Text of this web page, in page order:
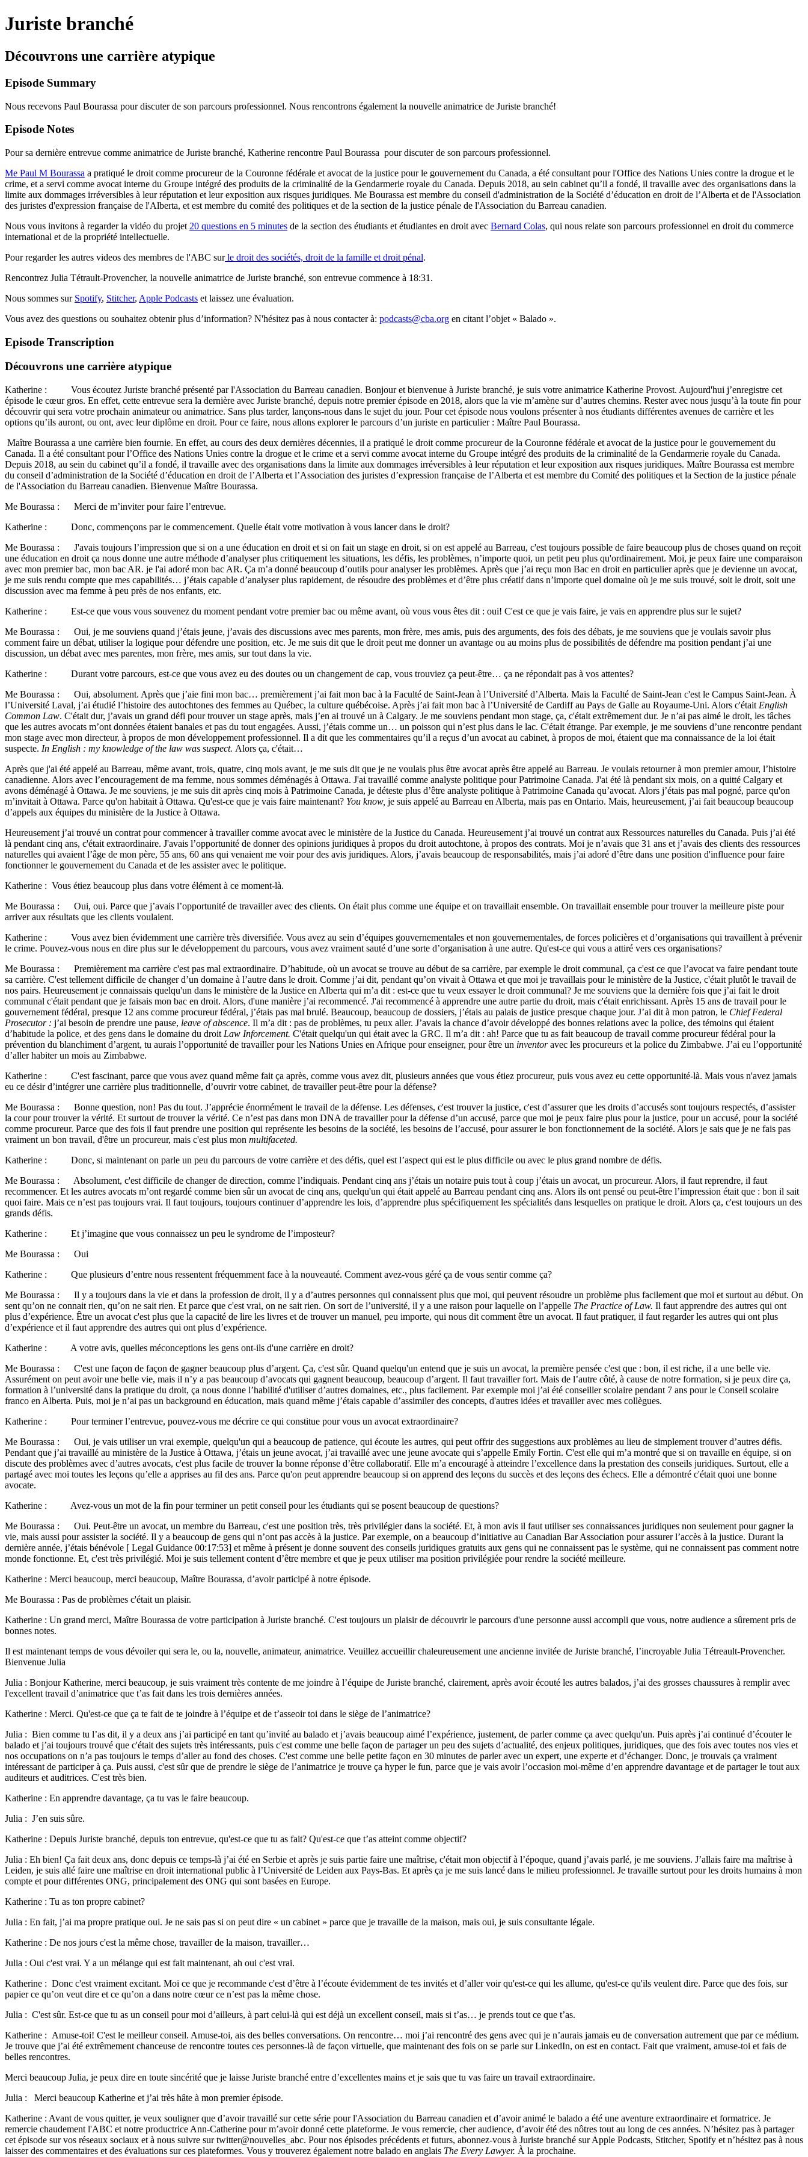
Juriste branché
Découvrons une carrière atypique
Episode Summary
Nous recevons Paul Bourassa pour discuter de son parcours professionnel. Nous rencontrons également la nouvelle animatrice de Juriste branché!
Episode Notes
Pour sa dernière entrevue comme animatrice de Juriste branché, Katherine rencontre Paul Bourassa pour discuter de son parcours professionnel.
Me Paul M Bourassa a pratiqué le droit comme procureur de la Couronne fédérale et avocat de la justice pour le gouvernement du Canada, a été consultant pour l'Office des Nations Unies contre la drogue et le
crime, et a servi comme avocat interne du Groupe intégré des produits de la criminalité de la Gendarmerie royale du Canada. Depuis 2018, au sein cabinet qu’il a fondé, il travaille avec des organisations dans la
limite aux dommages irréversibles à leur réputation et leur exposition aux risques juridiques. Me Bourassa est membre du conseil d'administration de la Société d’éducation en droit de l’Alberta et de l'Association
des juristes d'expression française de l'Alberta, et est membre du comité des politiques et de la section de la justice pénale de l'Association du Barreau canadien.
Nous vous invitons à regarder la vidéo du projet 20 questions en 5 minutes de la section des étudiants et étudiantes en droit avec Bernard Colas, qui nous relate son parcours professionnel en droit du commerce
international et de la propriété intellectuelle.
Pour regarder les autres videos des membres de l'ABC surle droit des sociétés, droit de la famille et droit pénal.
Rencontrez Julia Tétrault-Provencher, la nouvelle animatrice de Juriste branché, son entrevue commence à 18:31.
Nous sommes sur Spotify, Stitcher, Apple Podcasts et laissez une évaluation.
Vous avez des questions ou souhaitez obtenir plus d’information? N'hésitez pas à nous contacter à: podcasts@cba.org en citant l’objet « Balado ».
Episode Transcription
Découvrons une carrière atypique
Katherine : Vous écoutez Juriste branché présenté par l'Association du Barreau canadien. Bonjour et bienvenue à Juriste branché, je suis votre animatrice Katherine Provost. Aujourd'hui j’enregistre cet
épisode le cœur gros. En effet, cette entrevue sera la dernière avec Juriste branché, depuis notre premier épisode en 2018, alors que la vie m’amène sur d’autres chemins. Rester avec nous jusqu’à la toute fin pour
découvrir qui sera votre prochain animateur ou animatrice. Sans plus tarder, lançons-nous dans le sujet du jour. Pour cet épisode nous voulons présenter à nos étudiants différentes avenues de carrière et les
options qu’ils auront, ou ont, avec leur diplôme en droit. Pour ce faire, nous allons explorer le parcours d’un juriste en particulier : Maître Paul Bourassa.
Maître Bourassa a une carrière bien fournie. En effet, au cours des deux dernières décennies, il a pratiqué le droit comme procureur de la Couronne fédérale et avocat de la justice pour le gouvernement du
Canada. Il a été consultant pour l’Office des Nations Unies contre la drogue et le crime et a servi comme avocat interne du Groupe intégré des produits de la criminalité de la Gendarmerie royale du Canada.
Depuis 2018, au sein du cabinet qu’il a fondé, il travaille avec des organisations dans la limite aux dommages irréversibles à leur réputation et leur exposition aux risques juridiques. Maître Bourassa est membre
du conseil d’administration de la Société d’éducation en droit de l’Alberta et l’Association des juristes d’expression française de l’Alberta et est membre du Comité des politiques et la Section de la justice pénale
de l'Association du Barreau canadien. Bienvenue Maître Bourassa.
Me Bourassa : Merci de m’inviter pour faire l’entrevue.
Katherine : Donc, commençons par le commencement. Quelle était votre motivation à vous lancer dans le droit?
Me Bourassa : J'avais toujours l’impression que si on a une éducation en droit et si on fait un stage en droit, si on est appelé au Barreau, c'est toujours possible de faire beaucoup plus de choses quand on reçoit
une éducation en droit ça nous donne une autre méthode d’analyser plus critiquement les situations, les défis, les problèmes, n’importe quoi, un petit peu plus qu'ordinairement. Moi, je peux faire une comparaison
avec mon premier bac, mon bac AR. je l'ai adoré mon bac AR. Ça m’a donné beaucoup d’outils pour analyser les problèmes. Après que j’ai reçu mon Bac en droit en particulier après que je devienne un avocat,
je me suis rendu compte que mes capabilités… j’étais capable d’analyser plus rapidement, de résoudre des problèmes et d’être plus créatif dans n’importe quel domaine où je me suis trouvé, soit le droit, soit une
discussion avec ma femme à peu près de nos enfants, etc.
Katherine : Est-ce que vous vous souvenez du moment pendant votre premier bac ou même avant, où vous vous êtes dit : oui! C'est ce que je vais faire, je vais en apprendre plus sur le sujet?
Me Bourassa : Oui, je me souviens quand j’étais jeune, j’avais des discussions avec mes parents, mon frère, mes amis, puis des arguments, des fois des débats, je me souviens que je voulais savoir plus
comment faire un débat, utiliser la logique pour défendre une position, etc. Je me suis dit que le droit peut me donner un avantage ou au moins plus de possibilités de défendre ma position pendant j’ai une
discussion, un débat avec mes parentes, mon frère, mes amis, sur tout dans la vie.
Katherine : Durant votre parcours, est-ce que vous avez eu des doutes ou un changement de cap, vous trouviez ça peut-être… ça ne répondait pas à vos attentes?
Me Bourassa : Oui, absolument. Après que j’aie fini mon bac… premièrement j’ai fait mon bac à la Faculté de Saint-Jean à l’Université d’Alberta. Mais la Faculté de Saint-Jean c'est le Campus Saint-Jean. À
l’Université Laval, j’ai étudié l’histoire des autochtones des femmes au Québec, la culture québécoise. Après j’ai fait mon bac à l’Université de Cardiff au Pays de Galle au Royaume-Uni. Alors c'était English
Common Law. C'était dur, j’avais un grand défi pour trouver un stage après, mais j’en ai trouvé un à Calgary. Je me souviens pendant mon stage, ça, c'était extrêmement dur. Je n’ai pas aimé le droit, les tâches
que les autres avocats m’ont données étaient banales et pas du tout engagées. Aussi, j’étais comme un… un poisson qui n’est plus dans le lac. C'était étrange. Par exemple, je me souviens d’une rencontre pendant
mon stage avec mon directeur, à propos de mon développement professionnel. Il a dit que les commentaires qu’il a reçus d’un avocat au cabinet, à propos de moi, étaient que ma connaissance de la loi était
suspecte. In English : my knowledge of the law was suspect. Alors ça, c'était…
Après que j'ai été appelé au Barreau, même avant, trois, quatre, cinq mois avant, je me suis dit que je ne voulais plus être avocat après être appelé au Barreau. Je voulais retourner à mon premier amour, l’histoire
canadienne. Alors avec l’encouragement de ma femme, nous sommes déménagés à Ottawa. J'ai travaillé comme analyste politique pour Patrimoine Canada. J'ai été là pendant six mois, on a quitté Calgary et
avons déménagé à Ottawa. Je me souviens, je me suis dit après cinq mois à Patrimoine Canada, je déteste plus d’être analyste politique à Patrimoine Canada qu’avocat. Alors j’étais pas mal pogné, parce qu'on
m’invitait à Ottawa. Parce qu'on habitait à Ottawa. Qu'est-ce que je vais faire maintenant? You know, je suis appelé au Barreau en Alberta, mais pas en Ontario. Mais, heureusement, j’ai fait beaucoup beaucoup
d’appels aux équipes du ministère de la Justice à Ottawa.
Heureusement j’ai trouvé un contrat pour commencer à travailler comme avocat avec le ministère de la Justice du Canada. Heureusement j’ai trouvé un contrat aux Ressources naturelles du Canada. Puis j’ai été
là pendant cinq ans, c'était extraordinaire. J'avais l’opportunité de donner des opinions juridiques à propos du droit autochtone, à propos des contrats. Moi je n’avais que 31 ans et j’avais des clients des ressources
naturelles qui avaient l’âge de mon père, 55 ans, 60 ans qui venaient me voir pour des avis juridiques. Alors, j’avais beaucoup de responsabilités, mais j’ai adoré d’être dans une position d'influence pour faire
fonctionner le gouvernement du Canada et de les assister avec le politique.
Katherine : Vous étiez beaucoup plus dans votre élément à ce moment-là.
Me Bourassa : Oui, oui. Parce que j’avais l’opportunité de travailler avec des clients. On était plus comme une équipe et on travaillait ensemble. On travaillait ensemble pour trouver la meilleure piste pour
arriver aux résultats que les clients voulaient.
Katherine : Vous avez bien évidemment une carrière très diversifiée. Vous avez au sein d’équipes gouvernementales et non gouvernementales, de forces policières et d’organisations qui travaillent à prévenir
le crime. Pouvez-vous nous en dire plus sur le développement du parcours, vous avez vraiment sauté d’une sorte d’organisation à une autre. Qu'est-ce qui vous a attiré vers ces organisations?
Me Bourassa : Premièrement ma carrière c'est pas mal extraordinaire. D’habitude, où un avocat se trouve au début de sa carrière, par exemple le droit communal, ça c'est ce que l’avocat va faire pendant toute
sa carrière. C'est tellement difficile de changer d’un domaine à l’autre dans le droit. Comme j’ai dit, pendant qu’on vivait à Ottawa et que moi je travaillais pour le ministère de la Justice, c'était plutôt le travail de
nos pairs. Heureusement je connaissais quelqu'un dans le ministère de la Justice en Alberta qui m’a dit : est-ce que tu veux essayer le droit communal? Je me souviens que la dernière fois que j’ai fait le droit
communal c'était pendant que je faisais mon bac en droit. Alors, d'une manière j’ai recommencé. J'ai recommencé à apprendre une autre partie du droit, mais c'était enrichissant. Après 15 ans de travail pour le
gouvernement fédéral, presque 12 ans comme procureur fédéral, j’étais pas mal brulé. Beaucoup, beaucoup de dossiers, j’étais au palais de justice presque chaque jour. J’ai dit à mon patron, le Chief Federal
Prosecutor : j’ai besoin de prendre une pause, leave of abscence. Il m’a dit : pas de problèmes, tu peux aller. J’avais la chance d’avoir développé des bonnes relations avec la police, des témoins qui étaient
d’habitude la police, et des gens dans le domaine du droit Law Inforcement. C'était quelqu'un qui était avec la GRC. Il m’a dit : ah! Parce que tu as fait beaucoup de travail comme procureur fédéral pour la
prévention du blanchiment d’argent, tu aurais l’opportunité de travailler pour les Nations Unies en Afrique pour enseigner, pour être un inventoravec les procureurs et la police du Zimbabwe. J’ai eu l’opportunité
d’aller habiter un mois au Zimbabwe.
Katherine : C'est fascinant, parce que vous avez quand même fait ça après, comme vous avez dit, plusieurs années que vous étiez procureur, puis vous avez eu cette opportunité-là. Mais vous n'avez jamais
eu ce désir d’intégrer une carrière plus traditionnelle, d’ouvrir votre cabinet, de travailler peut-être pour la défense?
Me Bourassa : Bonne question, non! Pas du tout. J’apprécie énormément le travail de la défense. Les défenses, c'est trouver la justice, c'est d’assurer que les droits d’accusés sont toujours respectés, d’assister
la cour pour trouver la vérité. Et surtout de trouver la vérité. Ce n’est pas dans mon DNA de travailler pour la défense d’un accusé, parce que moi je peux faire plus pour la justice, pour un accusé, pour la société
comme procureur. Parce que des fois il faut prendre une position qui représente les besoins de la société, les besoins de l’accusé, pour assurer le bon fonctionnement de la société. Alors je sais que je ne fais pas
vraiment un bon travail, d'être un procureur, mais c'est plus mon multifaceted.
Katherine : Donc, si maintenant on parle un peu du parcours de votre carrière et des défis, quel est l’aspect qui est le plus difficile ou avec le plus grand nombre de défis.
Me Bourassa : Absolument, c'est difficile de changer de direction, comme l’indiquais. Pendant cinq ans j’étais un notaire puis tout à coup j’étais un avocat, un procureur. Alors, il faut reprendre, il faut
recommencer. Et les autres avocats m’ont regardé comme bien sûr un avocat de cinq ans, quelqu'un qui était appelé au Barreau pendant cinq ans. Alors ils ont pensé ou peut-être l’impression était que : bon il sait
quoi faire. Mais ce n’est pas toujours vrai. Il faut toujours, toujours continuer d’apprendre les lois, d’apprendre plus spécifiquement les spécialités dans lesquelles on pratique le droit. Alors ça, c'est toujours un des
grands défis.
Katherine : Et j’imagine que vous connaissez un peu le syndrome de l’imposteur?
Me Bourassa : Oui
Katherine : Que plusieurs d’entre nous ressentent fréquemment face à la nouveauté. Comment avez-vous géré ça de vous sentir comme ça?
Me Bourassa : Il y a toujours dans la vie et dans la profession de droit, il y a d’autres personnes qui connaissent plus que moi, qui peuvent résoudre un problème plus facilement que moi et surtout au début. On
sent qu’on ne connait rien, qu’on ne sait rien. Et parce que c'est vrai, on ne sait rien. On sort de l’université, il y a une raison pour laquelle on l’appelle The Practice of Law. Il faut apprendre des autres qui ont
plus d’expérience. Être un avocat c'est plus que la capacité de lire les livres et de trouver un manuel, peu importe, qui nous dit comment être un avocat. Il faut pratiquer, il faut regarder les autres qui ont plus
d’expérience et il faut apprendre des autres qui ont plus d’expérience.
Katherine : A votre avis, quelles méconceptions les gens ont-ils d'une carrière en droit?
Me Bourassa : C'est une façon de façon de gagner beaucoup plus d’argent. Ça, c'est sûr. Quand quelqu'un entend que je suis un avocat, la première pensée c'est que : bon, il est riche, il a une belle vie.
Assurément on peut avoir une belle vie, mais il n’y a pas beaucoup d’avocats qui gagnent beaucoup, beaucoup d’argent. Il faut travailler fort. Mais de l’autre côté, à cause de notre formation, si je peux dire ça,
formation à l’université dans la pratique du droit, ça nous donne l’habilité d'utiliser d’autres domaines, etc., plus facilement. Par exemple moi j’ai été conseiller scolaire pendant 7 ans pour le Conseil scolaire
franco en Alberta. Puis, moi je n’ai pas un background en éducation, mais quand même j’étais capable d’assimiler des concepts, d'autres idées et travailler avec mes collègues.
Katherine : Pour terminer l’entrevue, pouvez-vous me décrire ce qui constitue pour vous un avocat extraordinaire?
Me Bourassa : Oui, je vais utiliser un vrai exemple, quelqu'un qui a beaucoup de patience, qui écoute les autres, qui peut offrir des suggestions aux problèmes au lieu de simplement trouver d’autres défis.
Pendant que j’ai travaillé au ministère de la Justice à Ottawa, j’étais un jeune avocat, j’ai travaillé avec une jeune avocate qui s’appelle Emily Fortin. C'est elle qui m’a montré que si on travaille en équipe, si on
discute des problèmes avec d’autres avocats, c'est plus facile de trouver la bonne réponse d’être collaboratif. Elle m’a encouragé à atteindre l’excellence dans la prestation des conseils juridiques. Surtout, elle a
partagé avec moi toutes les leçons qu’elle a apprises au fil des ans. Parce qu'on peut apprendre beaucoup si on apprend des leçons du succès et des leçons des échecs. Elle a démontré c'était quoi une bonne
avocate.
Katherine : Avez-vous un mot de la fin pour terminer un petit conseil pour les étudiants qui se posent beaucoup de questions?
Me Bourassa : Oui. Peut-être un avocat, un membre du Barreau, c'est une position très, très privilégier dans la société. Et, à mon avis il faut utiliser ses connaissances juridiques non seulement pour gagner la
vie, mais aussi pour assister la société. Il y a beaucoup de gens qui n’ont pas accès à la justice. Par exemple, on a beaucoup d’initiative au Canadian Bar Association pour assurer l’accès à la justice. Durant la
dernière année, j’étais bénévole [ Legal Guidance 00:17:53] et même à présent je donne souvent des conseils juridiques gratuits aux gens qui ne connaissent pas le système, qui ne connaissent pas comment notre
monde fonctionne. Et, c'est très privilégié. Moi je suis tellement content d’être membre et que je peux utiliser ma position privilégiée pour rendre la société meilleure.
Katherine : Merci beaucoup, merci beaucoup, Maître Bourassa, d’avoir participé à notre épisode.
Me Bourassa : Pas de problèmes c'était un plaisir.
Katherine : Un grand merci, Maître Bourassa de votre participation à Juriste branché. C'est toujours un plaisir de découvrir le parcours d'une personne aussi accompli que vous, notre audience a sûrement pris de
bonnes notes.
Il est maintenant temps de vous dévoiler qui sera le, ou la, nouvelle, animateur, animatrice. Veuillez accueillir chaleureusement une ancienne invitée de Juriste branché, l’incroyable Julia Tétreault-Provencher.
Bienvenue Julia
Julia : Bonjour Katherine, merci beaucoup, je suis vraiment très contente de me joindre à l’équipe de Juriste branché, clairement, après avoir écouté les autres balados, j’ai des grosses chaussures à remplir avec
l'excellent travail d’animatrice que t’as fait dans les trois dernières années.
Katherine : Merci. Qu'est-ce que ça te fait de te joindre à l’équipe et de t’asseoir toi dans le siège de l’animatrice?
Julia : Bien comme tu l’as dit, il y a deux ans j’ai participé en tant qu’invité au balado et j’avais beaucoup aimé l’expérience, justement, de parler comme ça avec quelqu'un. Puis après j’ai continué d’écouter le
balado et j’ai toujours trouvé que c'était des sujets très intéressants, puis c'est comme une belle façon de partager un peu des sujets d’actualité, des enjeux politiques, juridiques, que des fois avec toutes nos vies et
nos occupations on n’a pas toujours le temps d’aller au fond des choses. C'est comme une belle petite façon en 30 minutes de parler avec un expert, une experte et d’échanger. Donc, je trouvais ça vraiment
intéressant de participer à ça. Puis aussi, c'est sûr que de prendre le siège de l’animatrice je trouve ça hyper le fun, parce que je vais avoir l’occasion moi-même d’en apprendre davantage et de partager le tout aux
auditeurs et auditrices. C'est très bien.
Katherine : En apprendre davantage, ça tu vas le faire beaucoup.
Julia : J’en suis sûre.
Katherine : Depuis Juriste branché, depuis ton entrevue, qu'est-ce que tu as fait? Qu'est-ce que t’as atteint comme objectif?
Julia : Eh bien! Ça fait deux ans, donc depuis ce temps-là j’ai été en Serbie et après je suis partie faire une maîtrise, c'était mon objectif à l’époque, quand j’avais parlé, je me souviens. J’allais faire ma maîtrise à
Leiden, je suis allé faire une maîtrise en droit international public à l’Université de Leiden aux Pays-Bas. Et après ça je me suis lancé dans le milieu professionnel. Je travaille surtout pour les droits humains à mon
compte et pour différentes ONG, principalement des ONG qui sont basées en Europe.
Katherine : Tu as ton propre cabinet?
Julia : En fait, j’ai ma propre pratique oui. Je ne sais pas si on peut dire « un cabinet » parce que je travaille de la maison, mais oui, je suis consultante légale.
Katherine : De nos jours c'est la même chose, travailler de la maison, travailler…
Julia : Oui c'est vrai. Y a un mélange qui est fait maintenant, ah oui c'est vrai.
Katherine : Donc c'est vraiment excitant. Moi ce que je recommande c'est d’être à l’écoute évidemment de tes invités et d’aller voir qu'est-ce qui les allume, qu'est-ce qu'ils veulent dire. Parce que des fois, sur
papier ce qu’on veut dire et ce qu’on a dans notre cœur ce n’est pas la même chose.
Julia : C'est sûr. Est-ce que tu as un conseil pour moi d’ailleurs, à part celui-là qui est déjà un excellent conseil, mais si t’as… je prends tout ce que t’as.
Katherine : Amuse-toi! C'est le meilleur conseil. Amuse-toi, ais des belles conversations. On rencontre… moi j’ai rencontré des gens avec qui je n’aurais jamais eu de conversation autrement que par ce médium.
Je trouve que j’ai été extrêmement chanceuse de rencontre toutes ces personnes-là de façon virtuelle, que maintenant des fois on se parle sur LinkedIn, on est en contact. Fait que vraiment, amuse-toi et fais de
belles rencontres.
Merci beaucoup Julia, je peux dire en toute sincérité que je laisse Juriste branché entre d’excellentes mains et je sais que tu vas faire un travail extraordinaire.
Julia : Merci beaucoup Katherine et j’ai très hâte à mon premier épisode.
Katherine : Avant de vous quitter, je veux souligner que d’avoir travaillé sur cette série pour l'Association du Barreau canadien et d’avoir animé le balado a été une aventure extraordinaire et formatrice. Je
remercie chaudement l'ABC et notre productrice Ann-Catherine pour m’avoir donné cette plateforme. Je vous remercie, cher audience, d’avoir été des nôtres tout au long de ces années. N’hésitez pas à partager
cet épisode sur vos réseaux sociaux et à nous suivre sur twitter@nouvelles_abc. Pour nos épisodes précédents et futurs, abonnez-vous à Juriste branché sur Apple Podcasts, Stitcher, Spotify et n’hésitez pas à nous
laisser des commentaires et des évaluations sur ces plateformes. Vous y trouverez également notre balado en anglais The Every Lawyer. À la prochaine.